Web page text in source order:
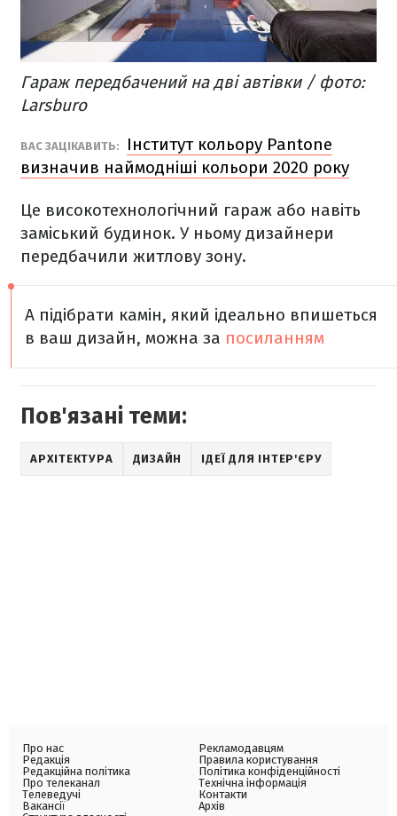
Гараж передбачений на дві автівки / фото:
Larsburo
ВАС ЗАЦІКАВИТЬ:
Інститут кольору Pantone
визначив наймодніші кольори 2020 року
Це високотехнологічний гараж або навіть
заміський будинок. У ньому дизайнери
передбачили житлову зону.
А підібрати камін, який ідеально впишеться
в ваш дизайн, можна за посиланням
Пов'язані теми:
АРХІТЕКТУРА ДИЗАЙН ІДЕЇ ДЛЯ ІНТЕР'ЄРУ
Про нас
Редакція
Редакційна політика
Про телеканал
Телеведучі
Вакансії
Рекламодавцям
Правила користування
Політика конфіденційності
Технічна інформація
Контакти
Архів